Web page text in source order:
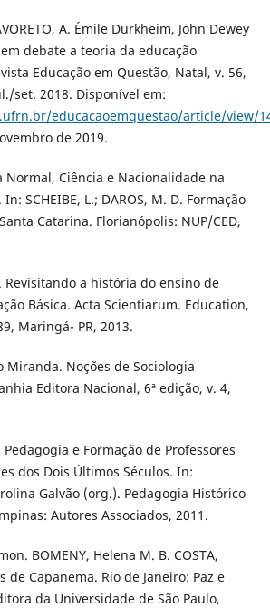
A. Émile Durkheim, John Dewey
debate a teoria da educação
Educação em Questão, Natal, v. 56,
set. 2018. Disponível em:
educacaoemquestao/article/view/
de 2019.
Normal, Ciência e Nacionalidade na
SCHEIBE, L.; DAROS, M. D. Formação
Catarina. Florianópolis: NUP/CED,
Revisitando a história do ensino de
Básica. Acta Scientiarum. Education,
Maringá- PR, 2013.
Miranda. Noções de Sociologia
Editora Nacional, 6ª edição, v. 4,
e Formação de Professores
dos Dois Últimos Séculos. In:
Galvão (org.). Pedagogia Histórico
Autores Associados, 2011.
BOMENY, Helena M. B. COSTA,
de Capanema. Rio de Janeiro: Paz e
da Universidade de São Paulo,